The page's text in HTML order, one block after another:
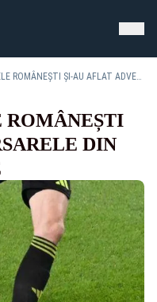
FOTBAL: ECHIPELE ROMÂNEȘTI ȘI-AU AFLAT ADVERSARELE DIN CUPELE EUROPENE
DIN